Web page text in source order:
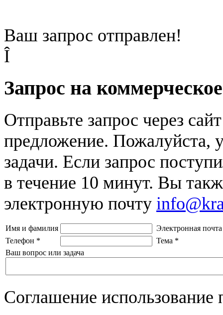
Ваш запрос отправлен!
Î
Запрос на
Отправьте запрос через
предложение. Пожалуйста,
задачи. Если запрос
в течение 10 минут. Вы
электронную почту
Имя и фамилия
Электронная почта
Телефон * Тема *
Ваш вопрос или задача
Соглашение